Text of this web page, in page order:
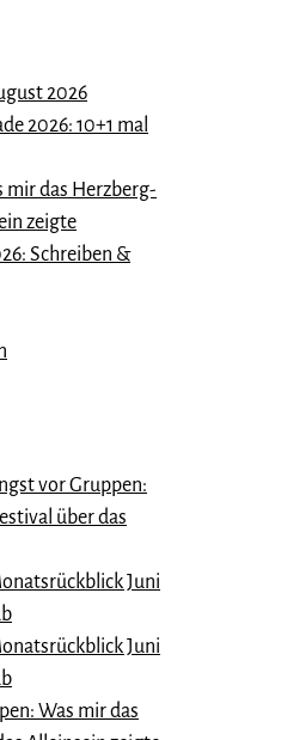
2026
2026: 10+1 mal
mir das Herzberg-
zeigte
Schreiben &
vor Gruppen:
über das
Juni
Juni
Was mir das